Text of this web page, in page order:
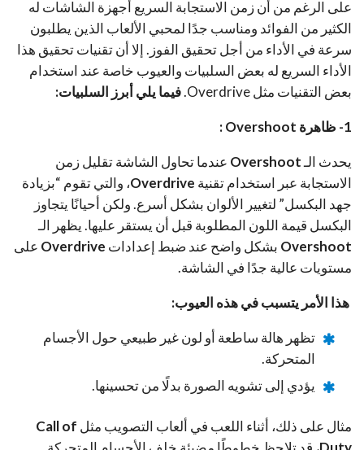
على الرغم من أن زمن الاستجابة السريع أجهزة الشاشات له
الكثير من الفوائد ومناسب جدًا لمحبي الألعاب الذين يطلبون
سرعة في الأداء من أجل تحقيق الفوز. إلا أن تقنيات تحقيق هذا
الأداء السريع له بعض السلبيات والعيوب خاصة عند استخدام
بعض التقنيات مثل Overdrive.
فيما يلي أبرز السلبيات:
1- ظاهرة Overshoot :
يحدث الـOvershoot عندما تحاول الشاشة تقليل زمن
الاستجابة عبر استخدام تقنية Overdrive، والتي تقوم “بزيادة
جهد البكسل” لتغيير الألوان بشكل أسرع. ولكن أحيانًا يتجاوز
البكسل قيمة اللون المطلوبة قبل أن يستقر عليها. يظهر الـ
Overshoot بشكل واضح عند ضبط إعدادات Overdrive على
مستويات عالية جدًا في الشاشة.
هذا الأمر يتسبب في هذه العيوب:
تظهر هالة ساطعة أو لون غير طبيعي حول الأجسام
المتحركة.
يؤدي إلى تشويه الصورة بدلًا من تحسينها.
مثال على ذلك، أثناء اللعب في ألعاب التصويب مثل Call of